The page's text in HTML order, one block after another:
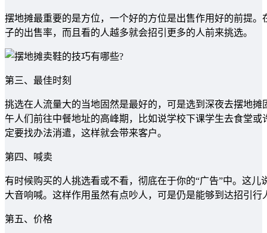
摆地摊最重要的是方位，一个好的方位是出售作用好的前提
子的出售率，而且看的人越多就会招引更多的人前来挑选。
第三、最佳时刻
挑选在人流量大的当地固然是最好的，可是选到深夜去摆地
午人们前往中餐地址的高峰期，比如说学校下课学生去食堂
定要找办法消遣，这样就会带来客户。
第四、喊卖
有时候购买的人挑选看或不看，彻底在于你的“广告”中。这
大音响喊。这样作用虽然有点吵人，可是仍是能够到达招引行
第五、价格